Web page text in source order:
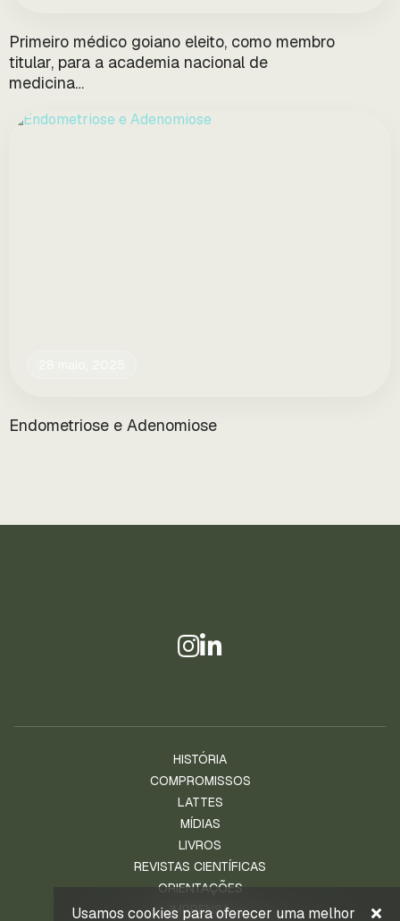
Usamos cookies para oferecer uma melhor
Primeiro médico goiano eleito, como membro
titular, para a academia nacional de
medicina…
Endometriose e Adenomiose
HISTÓRIA
COMPROMISSOS
LATTES
MÍDIAS
LIVROS
REVISTAS CIENTÍFICAS
ORIENTAÇÕES
IMPRENSA